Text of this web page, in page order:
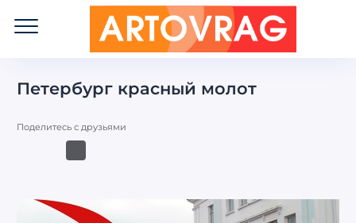
Петербург красный молот
Поделитесь с друзьями